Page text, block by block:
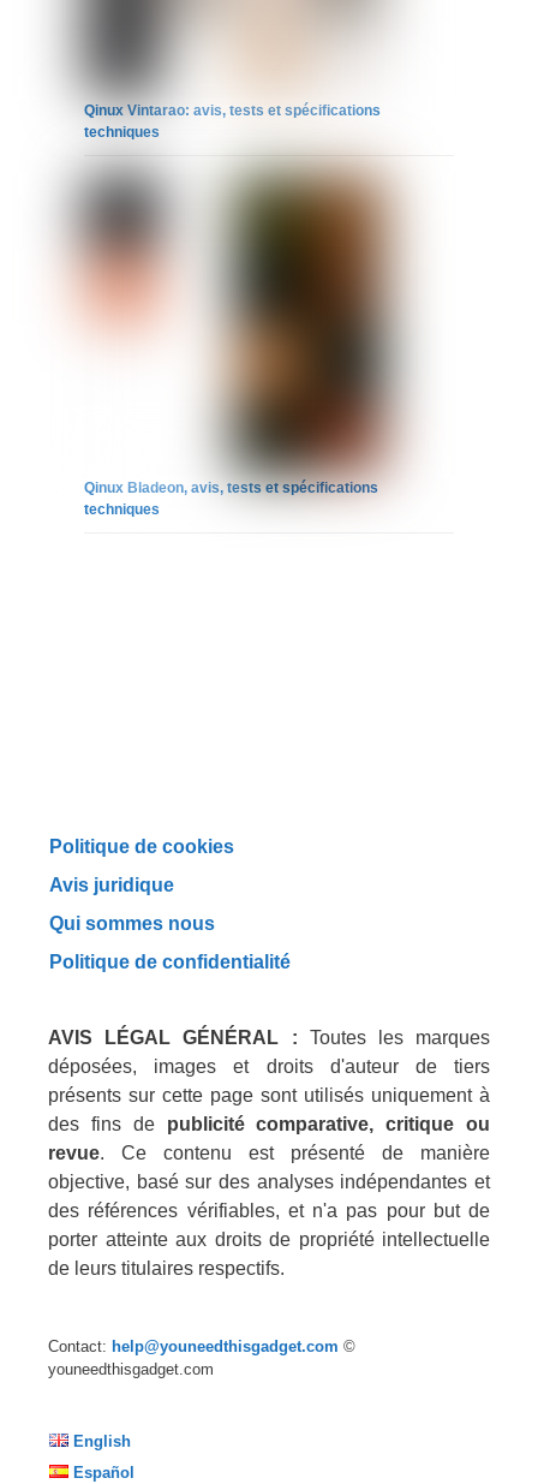
Qinux Vintarao: avis, tests et spécifications
techniques
Qinux Bladeon, avis, tests et spécifications
techniques
Politique de cookies
Avis juridique
Qui sommes nous
Politique de confidentialité
AVIS LÉGAL GÉNÉRAL : Toutes les marques
déposées, images et droits d'auteur de tiers
présents sur cette page sont utilisés uniquement à
des fins de publicité comparative, critique ou
revue. Ce contenu est présenté de manière
objective, basé sur des analyses indépendantes et
des références vérifiables, et n'a pas pour but de
porter atteinte aux droits de propriété intellectuelle
de leurs titulaires respectifs.
Contact: help@youneedthisgadget.com ©
youneedthisgadget.com
English
Español